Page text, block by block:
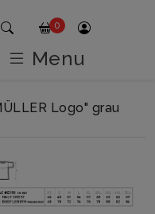
Logo" grau
0
Menu